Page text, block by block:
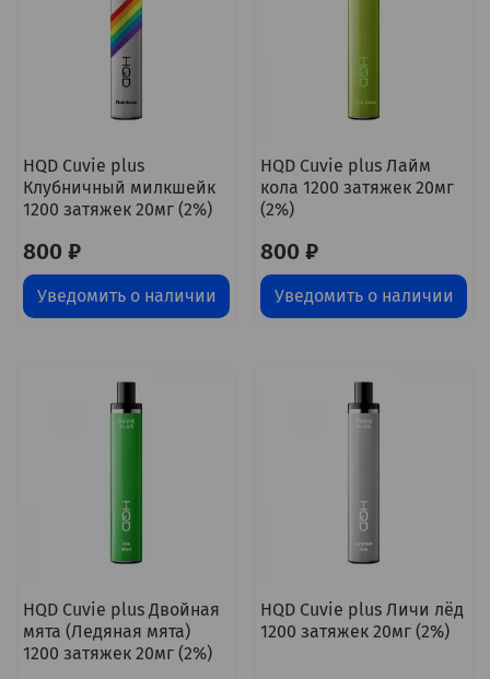
HQD Cuvie plus
Клубничный милкшейк
1200 затяжек 20мг (2%)
800 ₽
Уведомить о наличии
HQD Cuvie plus Лайм
кола 1200 затяжек 20мг
(2%)
800 ₽
Уведомить о наличии
HQD Cuvie plus Двойная
мята (Ледяная мята)
1200 затяжек 20мг (2%)
HQD Cuvie plus Личи лёд
1200 затяжек 20мг (2%)